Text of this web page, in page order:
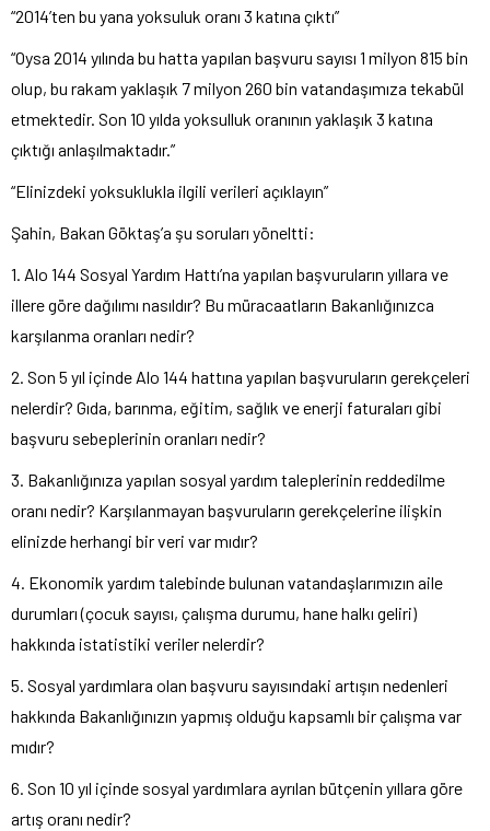
“2014’ten bu yana yoksuluk oranı 3 katına çıktı”
“Oysa 2014 yılında bu hatta yapılan başvuru sayısı 1 milyon 815 bin
olup, bu rakam yaklaşık 7 milyon 260 bin vatandaşımıza tekabül
etmektedir. Son 10 yılda yoksulluk oranının yaklaşık 3 katına
çıktığı anlaşılmaktadır.”
“Elinizdeki yoksuklukla ilgili verileri açıklayın”
Şahin, Bakan Göktaş’a şu soruları yöneltti:
1. Alo 144 Sosyal Yardım Hattı’na yapılan başvuruların yıllara ve
illere göre dağılımı nasıldır? Bu müracaatların Bakanlığınızca
karşılanma oranları nedir?
2. Son 5 yıl içinde Alo 144 hattına yapılan başvuruların gerekçeleri
nelerdir? Gıda, barınma, eğitim, sağlık ve enerji faturaları gibi
başvuru sebeplerinin oranları nedir?
3. Bakanlığınıza yapılan sosyal yardım taleplerinin reddedilme
oranı nedir? Karşılanmayan başvuruların gerekçelerine ilişkin
elinizde herhangi bir veri var mıdır?
4. Ekonomik yardım talebinde bulunan vatandaşlarımızın aile
durumları (çocuk sayısı, çalışma durumu, hane halkı geliri)
hakkında istatistiki veriler nelerdir?
5. Sosyal yardımlara olan başvuru sayısındaki artışın nedenleri
hakkında Bakanlığınızın yapmış olduğu kapsamlı bir çalışma var
mıdır?
6. Son 10 yıl içinde sosyal yardımlara ayrılan bütçenin yıllara göre
artış oranı nedir?